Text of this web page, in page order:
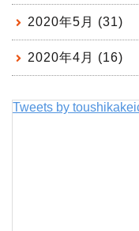
2020年5月 (31)
2020年4月 (16)
Tweets by